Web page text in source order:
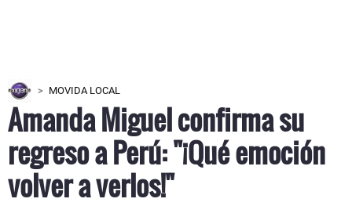
MOVIDA LOCAL
Amanda Miguel confirma su
regreso a Perú: "¡Qué emoción
volver a verlos!"